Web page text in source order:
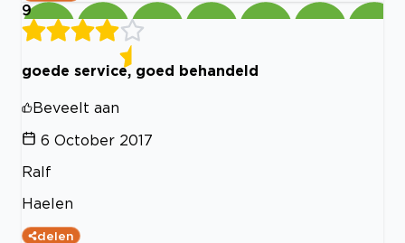
9
goede service, goed behandeld
Beveelt aan
6 October 2017
Ralf
Haelen
delen